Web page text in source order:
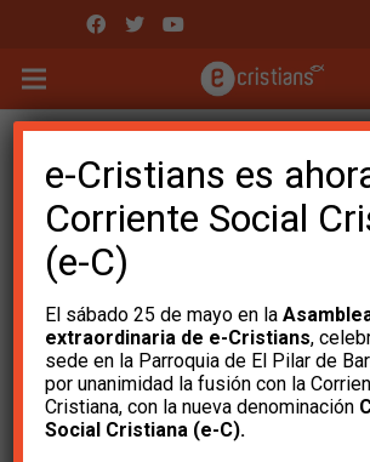
e-Cristians es
Corriente Social
(e-C)
El sábado 25 de mayo en la
extraordinaria de e-Cristians,
sede en la Parroquia de El Pilar de
por unanimidad la fusión con la
Cristiana, con la nueva denominación
Social Cristiana (e-C).